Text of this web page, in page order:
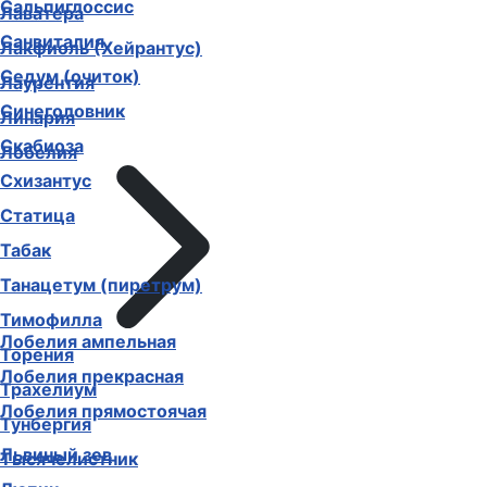
Лаватера
Лакфиоль (Хейрантус)
Лаурентия
Линария
Лобелия
Лобелия ампельная
Лобелия прекрасная
Лобелия прямостоячая
Львиный зев
Сальпиглоссис
Санвиталия
Седум (очиток)
Синеголовник
Скабиоза
Схизантус
Статица
Табак
Танацетум (пиретрум)
Тимофилла
Торения
Трахелиум
Тунбергия
Тысячелистник